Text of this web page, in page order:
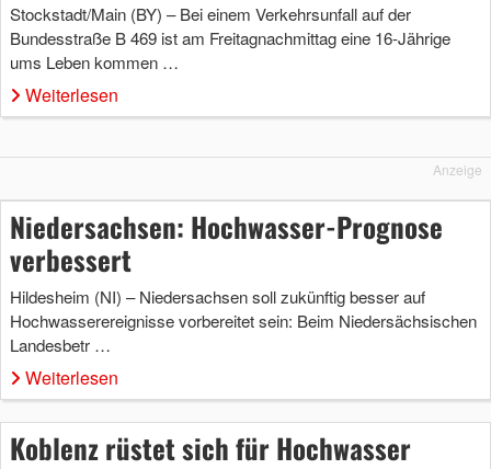
Stockstadt/Main (BY) – Bei einem Verkehrsunfall auf der
Bundesstraße B 469 ist am Freitagnachmittag eine 16-Jährige
ums Leben kommen …
Weiterlesen
Anzeige
Niedersachsen: Hochwasser-Prognose
verbessert
Hildesheim (NI) – Niedersachsen soll zukünftig besser auf
Hochwasserereignisse vorbereitet sein: Beim Niedersächsischen
Landesbetr …
Weiterlesen
Koblenz rüstet sich für Hochwasser